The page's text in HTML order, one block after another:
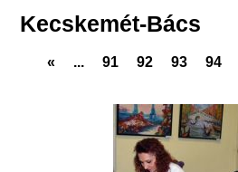
Kecskemét-Bács
« ... 91 92 93 94